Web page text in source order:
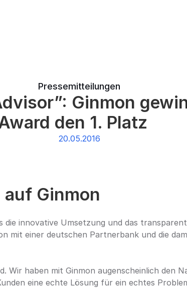
Pressemitteilungen
Ginmon
den 1. Platz
20.05.2016
Ginmon
die innovative Umsetzung und das
mit einer deutschen Partnerbank und die
Wir haben mit Ginmon augenscheinlich den
eine echte Lösung für ein echtes